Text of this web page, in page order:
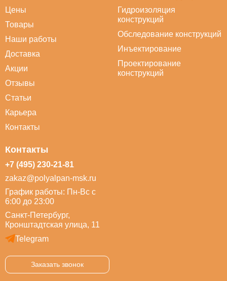
Цены
Товары
Наши работы
Доставка
Акции
Отзывы
Статьи
Карьера
Контакты
Гидроизоляция
конструкций
Обследование конструкций
Инъектирование
Проектирование
конструкций
Контакты
+7 (495) 230-21-81
zakaz@polyalpan-msk.ru
График работы: Пн-Вс с
6:00 до 23:00
Санкт-Петербург,
Кронштадтская улица, 11
Telegram
Заказать звонок